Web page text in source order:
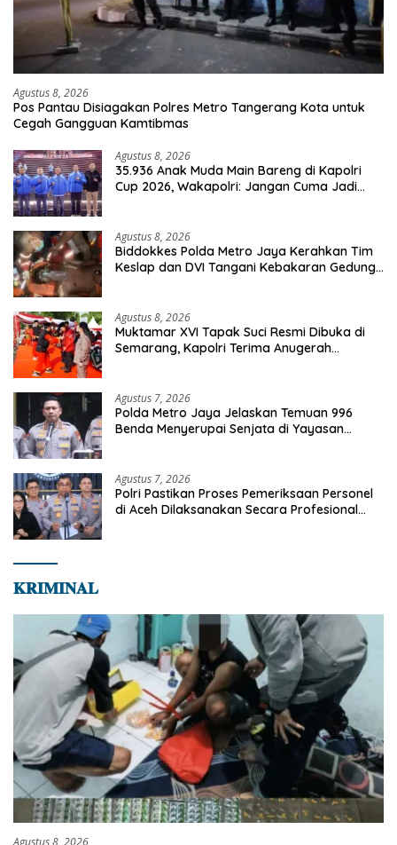
Agustus 8, 2026
Pos Pantau Disiagakan Polres Metro Tangerang Kota untuk
Cegah Gangguan Kamtibmas
Agustus 8, 2026
35.936 Anak Muda Main Bareng di Kapolri
Cup 2026, Wakapolri: Jangan Cuma Jadi
Agustus 8, 2026
Biddokkes Polda Metro Jaya Kerahkan Tim
Keslap dan DVI Tangani Kebakaran Gedung
Agustus 8, 2026
Muktamar XVI Tapak Suci Resmi Dibuka di
Semarang, Kapolri Terima Anugerah
Agustus 7, 2026
Polda Metro Jaya Jelaskan Temuan 996
Benda Menyerupai Senjata di Yayasan
Agustus 7, 2026
Polri Pastikan Proses Pemeriksaan Personel
di Aceh Dilaksanakan Secara Profesional
𝐊𝐑𝐈𝐌𝐈𝐍𝐀𝐋
Agustus 8, 2026